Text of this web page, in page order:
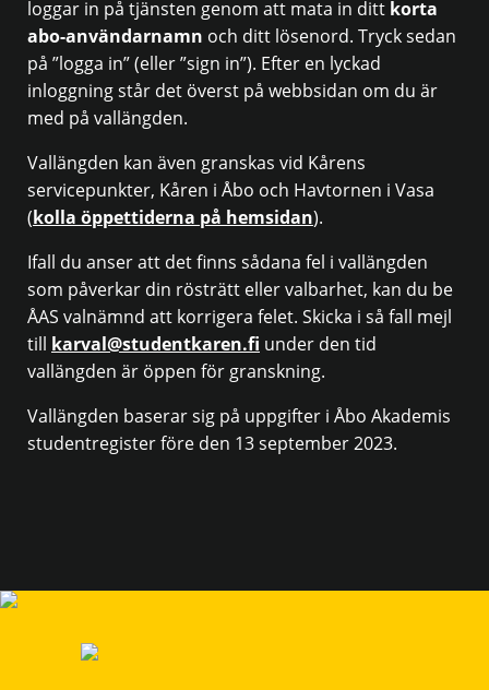
loggar in på tjänsten genom att mata in ditt korta
abo-användarnamn och ditt lösenord. Tryck sedan
på ”logga in” (eller ”sign in”). Efter en lyckad
inloggning står det överst på webbsidan om du är
med på vallängden.
Vallängden kan även granskas vid Kårens
servicepunkter, Kåren i Åbo och Havtornen i Vasa
(kolla öppettiderna på hemsidan).
Ifall du anser att det finns sådana fel i vallängden
som påverkar din rösträtt eller valbarhet, kan du be
ÅAS valnämnd att korrigera felet. Skicka i så fall mejl
till karval@studentkaren.fi under den tid
vallängden är öppen för granskning.
Vallängden baserar sig på uppgifter i Åbo Akademis
studentregister före den 13 september 2023.